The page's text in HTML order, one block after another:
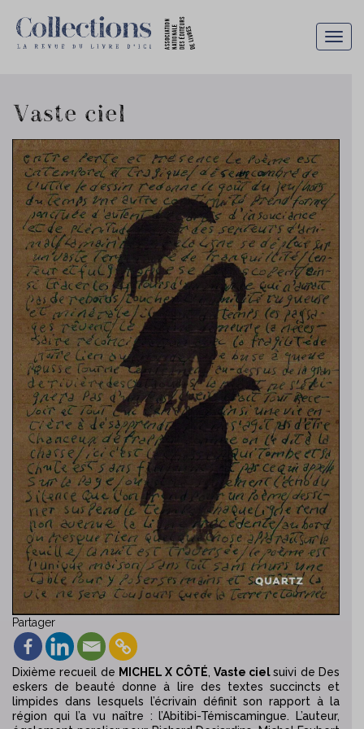
Vaste ciel
Partager
Dixième recueil de MICHEL X CÔTÉ, Vaste cielsuivi de Des
eskers de beauté donne à lire des textes succincts et
limpides dans lesquels l’écrivain définit son rapport à la
région qui l’a vu naître : l’Abitibi-Témiscamingue. L’auteur,